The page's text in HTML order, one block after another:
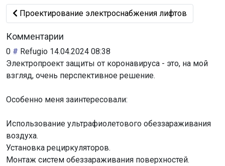
Предыдущий: Проектирование электроснабжения
Проектирование электроснабжения лифтов
Комментарии
0 # Refugio 14.04.2024 08:38
Электропроект защиты от коронавируса - это, на мой
взгляд, очень перспективное решение.
Особенно меня заинтересовали:
Использование ультрафиолетового обеззараживания
воздуха.
Установка рециркуляторов.
Монтаж систем обеззараживания поверхностей.